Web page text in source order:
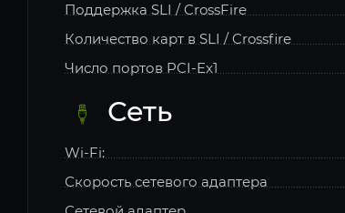
Поддержка SLI / CrossFire
Количество карт в SLI / Crossfire
Число портов PCI-Ex1
Сеть
Wi-Fi:
Скорость сетевого адаптера